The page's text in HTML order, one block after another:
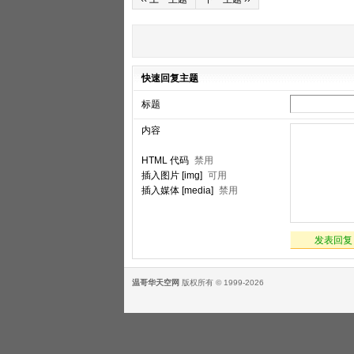
快速回复主题
标题
内容
HTML 代码 禁用
插入图片 [img] 可用
插入媒体 [media] 禁用
发表回复
温哥华天空网 版权所有 © 1999-2026